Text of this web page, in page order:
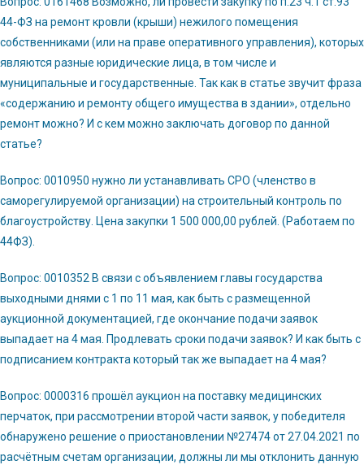
44-ФЗ на ремонт кровли (крыши) нежилого помещения
собственниками (или на праве оперативного управления), которых
являются разные юридические лица, в том числе и
муниципальные и государственные. Так как в статье звучит фраза
«содержанию и ремонту общего имущества в здании», отдельно
ремонт можно? И с кем можно заключать договор по данной
статье?
Вопрос: 0010950 нужно ли устанавливать СРО (членство в
саморегулируемой организации) на строительный контроль по
благоустройству. Цена закупки 1 500 000,00 рублей. (Работаем по
44ФЗ).
Вопрос: 0010352 В связи с объявлением главы государства
выходными днями с 1 по 11 мая, как быть с размещенной
аукционной документацией, где окончание подачи заявок
выпадает на 4 мая. Продлевать сроки подачи заявок? И как быть с
подписанием контракта который так же выпадает на 4 мая?
Вопрос: 0000316 прошёл аукцион на поставку медицинских
перчаток, при рассмотрении второй части заявок, у победителя
обнаружено решение о приостановлении №27474 от 27.04.2021 по
расчётным счетам организации, должны ли мы отклонить данную